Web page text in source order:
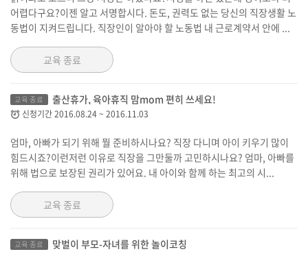
어렵다구요?이젠 알고 서명합시다. 돈도, 권력도 없는 당신의 직장생활 노
동법이 지켜드립니다. 직장인이 알아야 할 노동법 내 근로계약서 안에 ...
교육 종료
교육 종료 출산휴가, 육아휴직 맘mom 편히 쓰세요!
신청기간2016.08.24~ 2016.11.03
엄마, 아빠가 되기 위해 뭘 준비하시나요? 직장 다니며 아이 키우기 많이
힘드시죠?이런저런 이유로 직장을 그만둘까 고민하시나요? 엄마, 아빠를
위해 법으로 보장된 권리가 있어요. 내 아이와 함께 하는 최고의 시...
교육 종료
교육 종료 맞벌이 부모-자녀를 위한 놀이코칭